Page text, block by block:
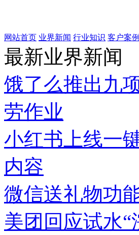
网站首页 业界新闻 行业知识 客户案例
最新业界新闻
饿了么推出九
劳作业
小红书上线一
内容
微信送礼物功
美团回应试水“